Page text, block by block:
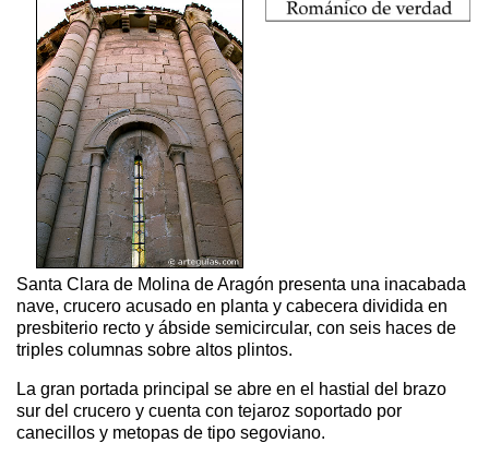
Santa Clara de Molina de Aragón presenta una inacabada
nave, crucero acusado en planta y cabecera dividida en
presbiterio recto y ábside semicircular, con seis haces de
triples columnas sobre altos plintos.
La gran portada principal se abre en el hastial del brazo
sur del crucero y cuenta con tejaroz soportado por
canecillos y metopas de tipo segoviano.